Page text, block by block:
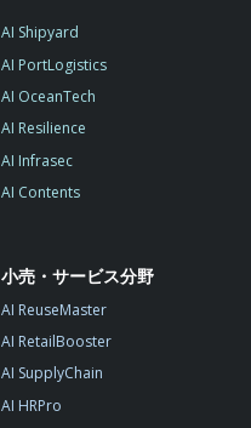
AI Shipyard
AI PortLogistics
AI OceanTech
AI Resilience
AI Infrasec
AI Contents
小売・サービス分野
AI ReuseMaster
AI RetailBooster
AI SupplyChain
AI HRPro